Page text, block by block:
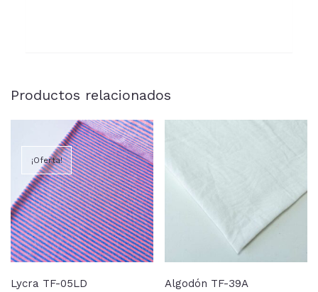
Productos relacionados
¡Oferta!
Lycra TF-05LD
Algodón TF-39A